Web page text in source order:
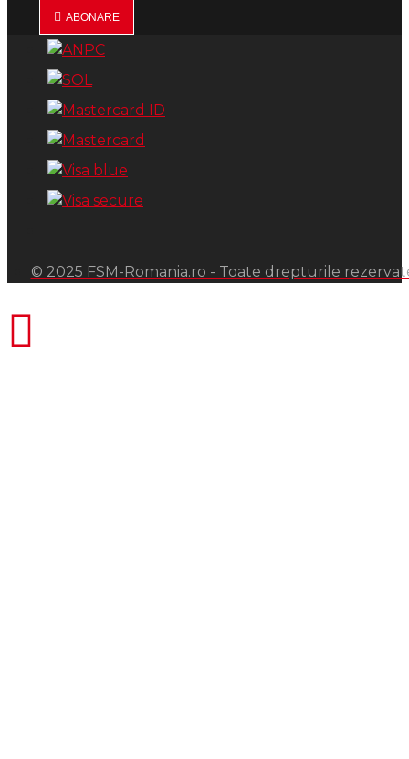
ABONARE
© 2025 FSM-Romania.ro - Toate drepturile